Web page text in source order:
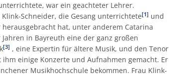
war ein geachteter Lehrer.
Schneider, die Gesang unterrichtete[1] und
hat, unter anderem Catarina
in Bayreuth eine der ganz großen
[3] , eine Expertin für ältere Musik, und den Tenor
ihm einige Konzerte und Aufnahmen gemacht. Er
Musikhochschule bekommen. Frau Klink-